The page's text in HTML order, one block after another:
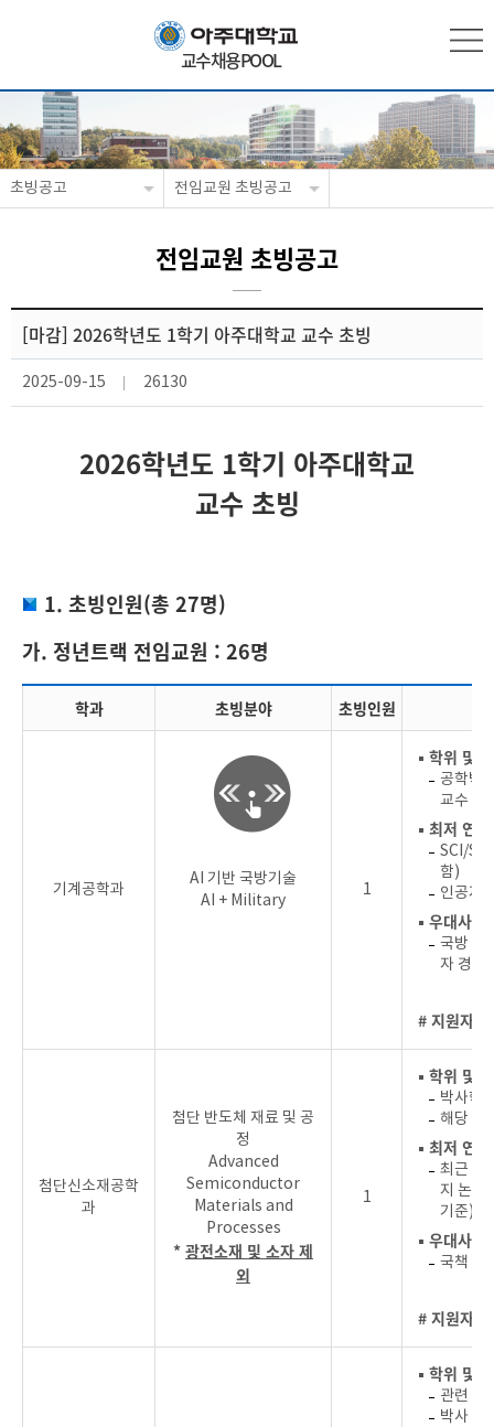
교수채용POOL
초빙공고 전임교원 초빙공고
전임교원 초빙공고
[마감] 2026학년도 1학기 아주대학교 교수 초빙
2025-09-15 26130
2026학년도 1학기 아주대학교
교수 초빙
1. 초빙인원(총 27명)
가. 정년트랙 전임교원 : 26명
학과 초빙분야 초빙인원
기계공학과
AI 기반 국방기술
AI + Military
1
▪ 학위 및
공학박
교수 서
▪ 최저 연
SCI/
함)
인공지
▪ 우대사항
국방 및
자 경험
# 지원자
첨단신소재공학
과
첨단 반도체 재료 및 공
정
Advanced
Semiconductor
Materials and
Processes
* 광전소재 및 소자 제
외
1
▪ 학위 및
박사학
해당 분
▪ 최저 연
최근 4
지 논문
기준)
▪ 우대사항
국책 혹
# 지원자
▪ 학위 및
관련 분
박사 후